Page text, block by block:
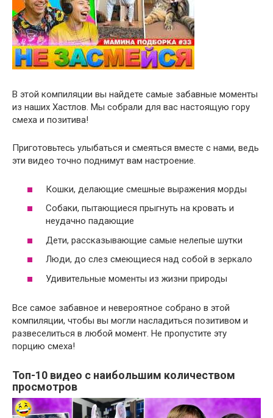
В этой компиляции вы найдете самые забавные моменты
из наших Хастлов. Мы собрали для вас настоящую гору
смеха и позитива!
Приготовьтесь улыбаться и смеяться вместе с нами, ведь
эти видео точно поднимут вам настроение.
Кошки, делающие смешные выражения морды
Собаки, пытающиеся прыгнуть на кровать и
неудачно падающие
Дети, рассказывающие самые нелепые шутки
Люди, до слез смеющиеся над собой в зеркало
Удивительные моменты из жизни природы
Все самое забавное и невероятное собрано в этой
компиляции, чтобы вы могли насладиться позитивом и
развеселиться в любой момент. Не пропустите эту
порцию смеха!
Топ-10 видео с наибольшим количеством
просмотров